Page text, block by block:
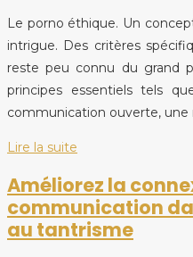
Le porno éthique. Un
intrigue. Des critères
reste peu connu du grand
principes essentiels tels
communication ouverte, une
Lire la suite
Améliorez la
communication
au tantrisme